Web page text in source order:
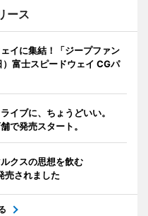
ース
イに集結！「ジープファン
富士スピードウェイ CGパ
イブに、ちょうどいい。
で発売スタート。
クスの思想を飲む
売されました